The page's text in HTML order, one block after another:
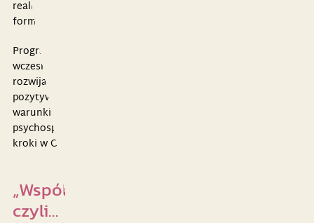
realizacji zadań rodzicielskich, negatywne wzory, różne
formy przemocy (fizycznej, psychicznej)
Programy profilaktyczne realizowane na etapie edukacji
wczesnoszkolnej powinny stwarzać rodzicom możliwość
rozwijania swoich kompetencji wychowawczych, wspierać
pozytywny klimat społeczny szkoły i tworzyć uczniom
warunki sprzyjające rozwojowi wybranych umiejętności
psychospołecznych
kroki w Cyberświecie”.
„Wspólne kroki w Cyberświecie”,
czyli…